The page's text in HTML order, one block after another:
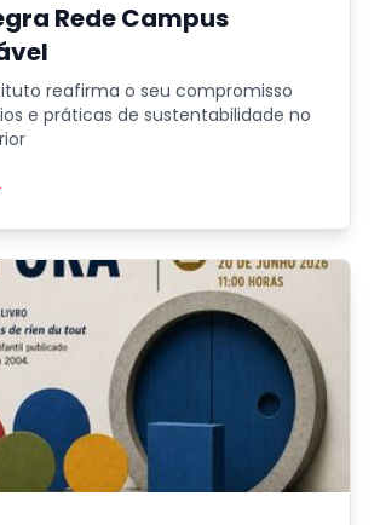
Rede Campus
reafirma o seu compromisso
e práticas de sustentabilidade no